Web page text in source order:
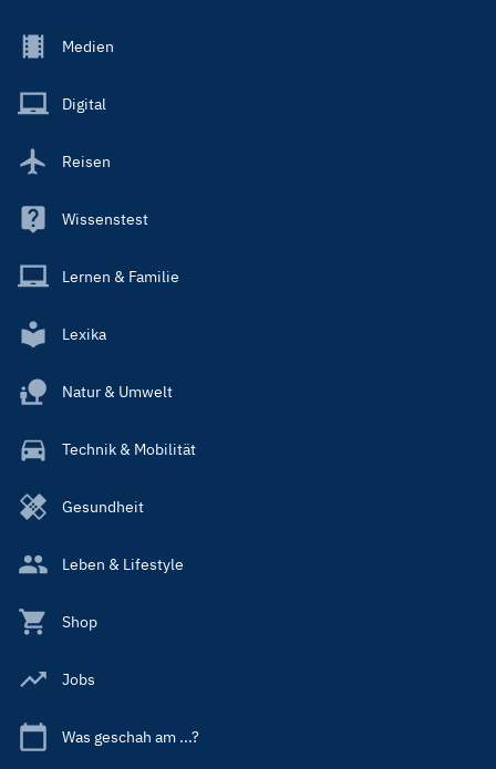
Footer
Main
Medien
Digital
Reisen
Wissenstest
Lernen & Familie
Lexika
Natur & Umwelt
Technik & Mobilität
Gesundheit
Leben & Lifestyle
Shop
Jobs
Was geschah am ...?